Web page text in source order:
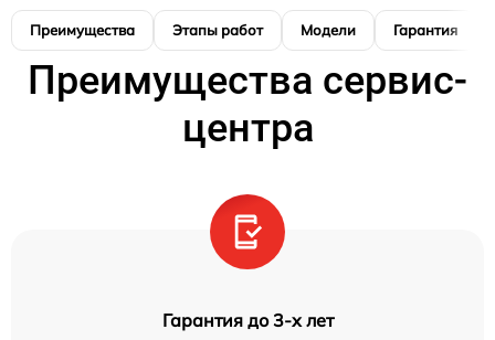
Преимущества Этапы работ Модели Гарантия
Преимущества сервис-
центра
Гарантия до 3-х лет